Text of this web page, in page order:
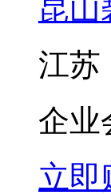
昆山
江苏
企业
立即